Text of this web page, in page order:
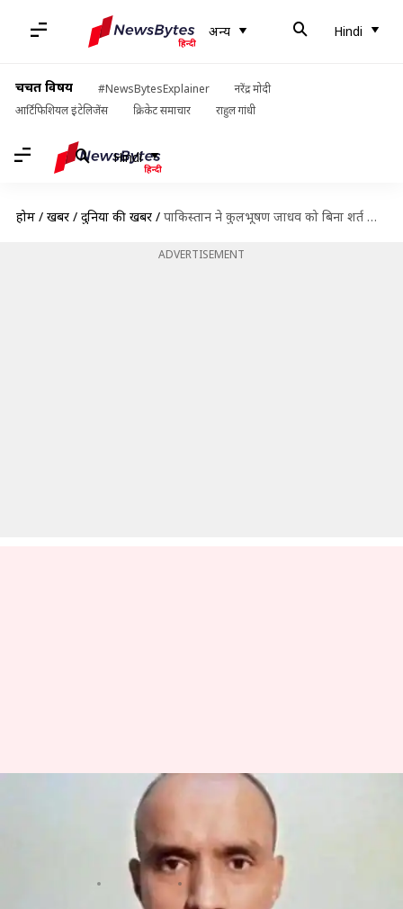
अन्य Hindi
चर्चित विषय #NewsBytesExplainer
नरेंद्र मोदी
आर्टिफिशियल इंटेलिजेंस
क्रिकेट समाचार राहुल गांधी
Hindi
होम / खबरें / दुनिया की खबरें / पाकिस्तान ने कुलभूषण जाधव को बिना शर्त कांसुलर एक्सेस देने की भारत की मांग ठुकराई- रिपोर्ट्स
ADVERTISEMENT
पाकिस्तान ने कुलभूषण जाधव को
बिना शर्त कांसुलर एक्सेस देने की
भारत की मांग ठुकराई- रिपोर्ट्स
Aug 08, 2019 05:12 pm